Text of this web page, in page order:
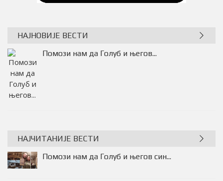
НАЈНОВИЈЕ ВЕСТИ
Помози нам да Голуб и његов...
Помози нам да Голуб и његов...
НАЈЧИТАНИЈЕ ВЕСТИ
Помози нам да Голуб и његов син...